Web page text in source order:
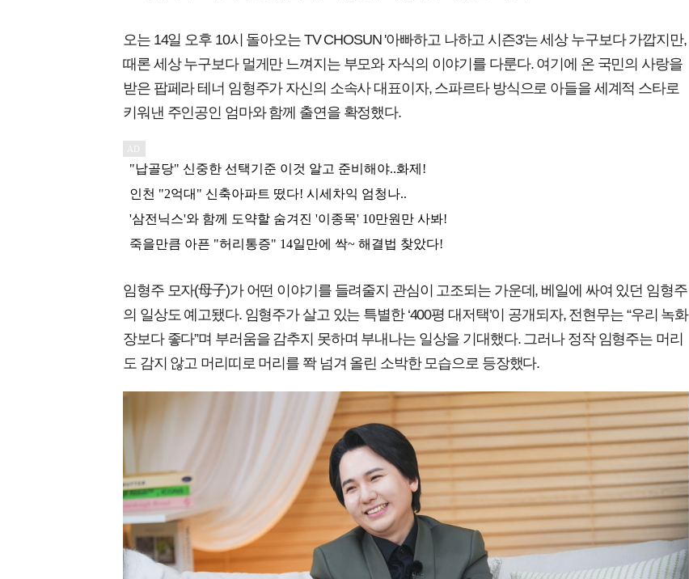
오는 14일 오후 10시 돌아오는 TV CHOSUN '아빠하고 나하고 시즌3'는 세상 누구보다 가깝지만,
때론 세상 누구보다 멀게만 느껴지는 부모와 자식의 이야기를 다룬다. 여기에 온 국민의 사랑을
받은 팝페라 테너 임형주가 자신의 소속사 대표이자, 스파르타 방식으로 아들을 세계적 스타로
키워낸 주인공인 엄마와 함께 출연을 확정했다.
임형주 모자(母子)가 어떤 이야기를 들려줄지 관심이 고조되는 가운데, 베일에 싸여 있던 임형주
의 일상도 예고됐다. 임형주가 살고 있는 특별한 ‘400평 대저택’이 공개되자, 전현무는 “우리 녹화
장보다 좋다”며 부러움을 감추지 못하며 부내나는 일상을 기대했다. 그러나 정작 임형주는 머리
도 감지 않고 머리띠로 머리를 쫙 넘겨 올린 소박한 모습으로 등장했다.